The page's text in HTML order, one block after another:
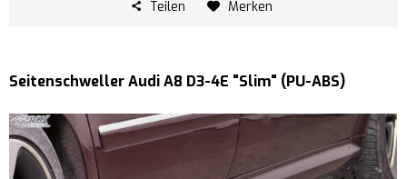
Teilen Merken
Seitenschweller Audi A8 D3-4E "Slim" (PU-ABS)